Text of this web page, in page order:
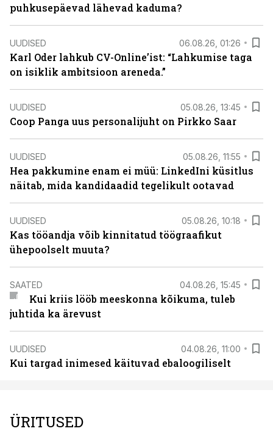
puhkusepäevad lähevad kaduma?
UUDISED 06.08.26, 01:26
Karl Oder lahkub CV-Online’ist: “Lahkumise taga
on isiklik ambitsioon areneda.”
UUDISED 05.08.26, 13:45
Coop Panga uus personalijuht on Pirkko Saar
UUDISED 05.08.26, 11:55
Hea pakkumine enam ei müü: LinkedIni küsitlus
näitab, mida kandidaadid tegelikult ootavad
UUDISED 05.08.26, 10:18
Kas tööandja võib kinnitatud töögraafikut
ühepoolselt muuta?
SAATED 04.08.26, 15:45
Kui kriis lööb meeskonna kõikuma, tuleb
juhtida ka ärevust
UUDISED 04.08.26, 11:00
Kui targad inimesed käituvad ebaloogiliselt
ÜRITUSED